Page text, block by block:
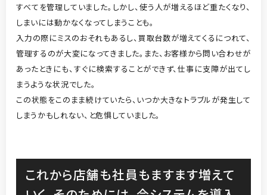
すべてを管理していました。しかし、使う人が増えるほど重たくなり、
しまいには動かなくなってしまうことも。
入力の際にミスのおそれもあるし、買取台数が増えてくるにつれて、
管理するのが大変になってきました。また、お客様から問い合わせが
あったときにも、すぐに検索することができず、仕事に支障が出てし
まうような状況でした。
この状態をこのまま続けていたら、いつか大きなトラブルが発生して
しまうかもしれない、と危惧していました。
これから店舗も社員もますます増えて